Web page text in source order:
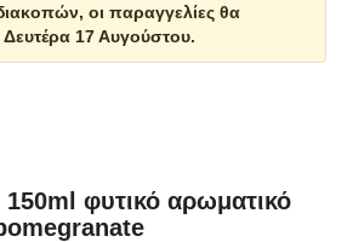
οι παραγγελίες θα
17 Αυγούστου.
φυτικό αρωματικό